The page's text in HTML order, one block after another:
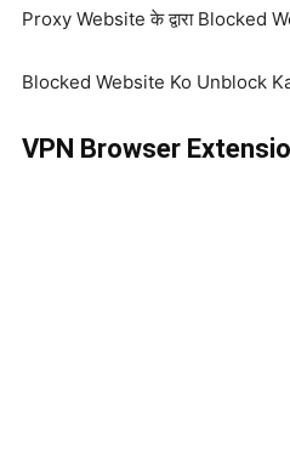
Proxy Website के द्वारा Blocked
Blocked Website Ko Unblock
VPN Browser Extension